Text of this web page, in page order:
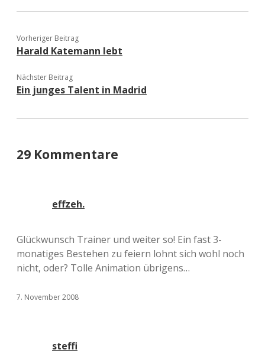
Vorheriger Beitrag
Harald Katemann lebt
Nächster Beitrag
Ein junges Talent in Madrid
29 Kommentare
effzeh.
Glückwunsch Trainer und weiter so! Ein fast 3-
monatiges Bestehen zu feiern lohnt sich wohl noch
nicht, oder? Tolle Animation übrigens…
7. November 2008
steffi